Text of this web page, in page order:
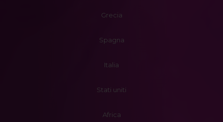
Grecia
Spagna
Italia
Stati uniti
Africa